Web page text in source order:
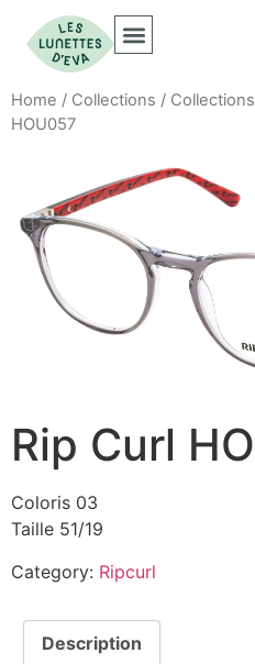
Home / Collections /
HOU057
Rip Curl
Coloris 03
Taille 51/19
Category: Ripcurl
Description